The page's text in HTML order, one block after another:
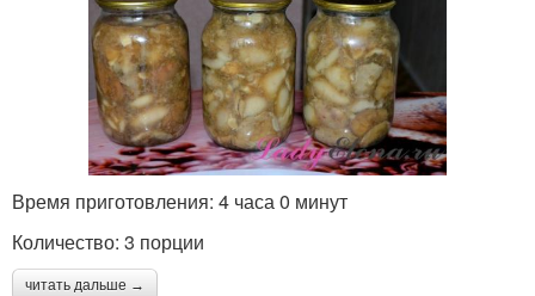
Время приготовления: 4 часа 0 минут
Количество: 3 порции
читать дальше →